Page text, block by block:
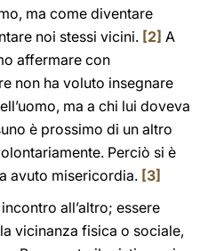
ma come diventare
noi stessi vicini. [2] A
affermare con
non ha voluto insegnare
ma a chi lui doveva
è prossimo di un altro
Perciò si è
avuto misericordia. [3]
all’altro; essere
vicinanza fisica o sociale,